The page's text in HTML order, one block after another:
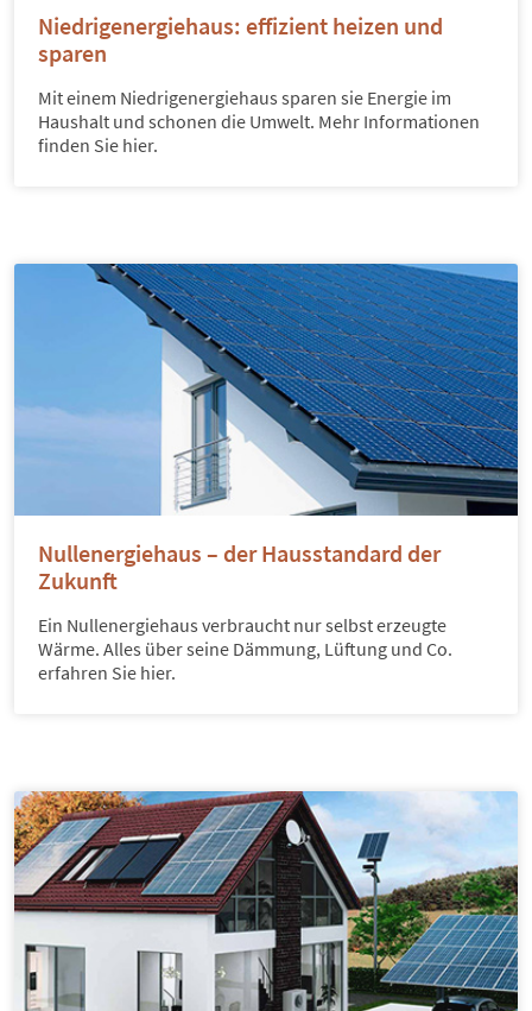
Niedrigenergiehaus: effizient heizen und
sparen
Mit einem Niedrigenergiehaus sparen sie Energie im
Haushalt und schonen die Umwelt. Mehr Informationen
finden Sie hier.
Nullenergiehaus – der Hausstandard der
Zukunft
Ein Nullenergiehaus verbraucht nur selbst erzeugte
Wärme. Alles über seine Dämmung, Lüftung und Co.
erfahren Sie hier.